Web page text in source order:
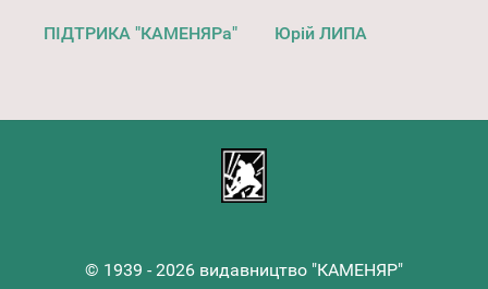
ПІДТРИКА "КАМЕНЯРа" Юрій ЛИПА
© 1939 - 2026 видавництво "КАМЕНЯР"